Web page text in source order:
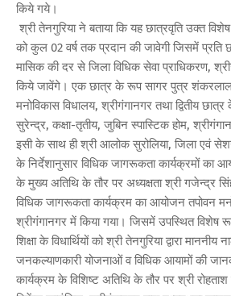
किये गये।
श्री तेनगुरिया ने बताया कि यह छात्रवृति उक्त
को कुल 02 वर्ष तक प्रदान की जावेगी जिसमें प्रति
मासिक की दर से जिला विधिक सेवा प्राधिकरण,
किये जावेंगे। एक छात्र के रूप सागर पुत्र
मनोविकास विधालय, श्रीगंगानगर तथा द्वितीय
सुरेन्द्र, कक्षा-तृतीय, जुबिन स्पास्टिक होम,
इसी के साथ ही श्री आलोक सुरोलिया, जिला एवं
के निर्देशानुसार विधिक जागरूकता कार्यक्रमों का
के मुख्य अतिथि के तौर पर अध्यक्षता श्री गजेन्द्र सिंह
विधिक जागरूकता कार्यक्रम का आयोजन तपोवन
श्रीगंगानगर में किया गया। जिसमें उपस्थित विशेष
शिक्षा के विधार्थियों को श्री तेनगुरिया द्वारा माननीय
जनकल्याणकारी योजनाओं व विधिक आयामों की
कार्यक्रम के विशिष्ट अतिथि के तौर पर श्री